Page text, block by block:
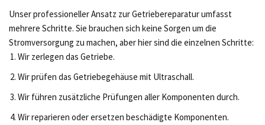
Unser professioneller Ansatz zur Getriebereparatur umfasst
mehrere Schritte. Sie brauchen sich keine Sorgen um die
Stromversorgung zu machen, aber hier sind die einzelnen Schritte:
Wir zerlegen das Getriebe.
Wir prüfen das Getriebegehäuse mit Ultraschall.
Wir führen zusätzliche Prüfungen aller Komponenten durch.
Wir reparieren oder ersetzen beschädigte Komponenten.